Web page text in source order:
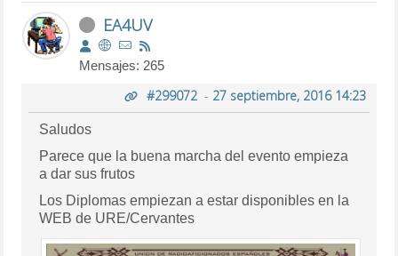
EA4UV
Mensajes: 265
#299072- 27 septiembre, 2016 14:23
Saludos
Parece que la buena marcha del evento empieza
a dar sus frutos
Los Diplomas empiezan a estar disponibles en la
WEB de URE/Cervantes